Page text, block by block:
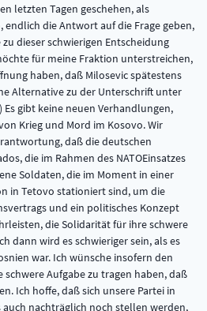
letzten Tagen geschehen, als
endlich die Antwort auf die Frage geben,
dieser schwierigen Entscheidung
für meine Fraktion unterstreichen,
haben, daß Milosevic spätestens
Alternative zu der Unterschrift unter
Es gibt keine neuen Verhandlungen,
Krieg und Mord im Kosovo. Wir
daß die deutschen
die im Rahmen des NATOEinsatzes
Soldaten, die im Moment in einer
in Tetovo stationiert sind, um die
und ein politisches Konzept
die Solidarität für ihre schwere
dann wird es schwieriger sein, als es
war. Ich wünsche insofern den
schwere Aufgabe zu tragen haben, daß
Ich hoffe, daß sich unsere Partei in
nachträglich noch stellen werden,